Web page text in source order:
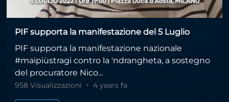
PIF supporta la manifestazione del 5 Luglio
PIF supporta la manifestazione nazionale
#maipiùstragi contro la 'ndrangheta, a sostegno
del procuratore Nico...
958 Visualizzazioni 4 years fa